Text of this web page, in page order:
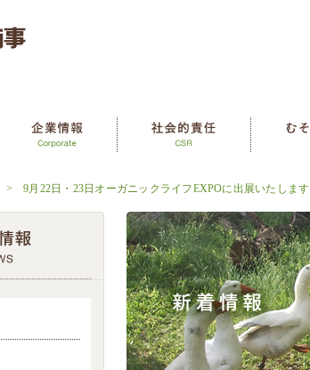
> 9月22日・23日オーガニックライフEXPOに出展いたします